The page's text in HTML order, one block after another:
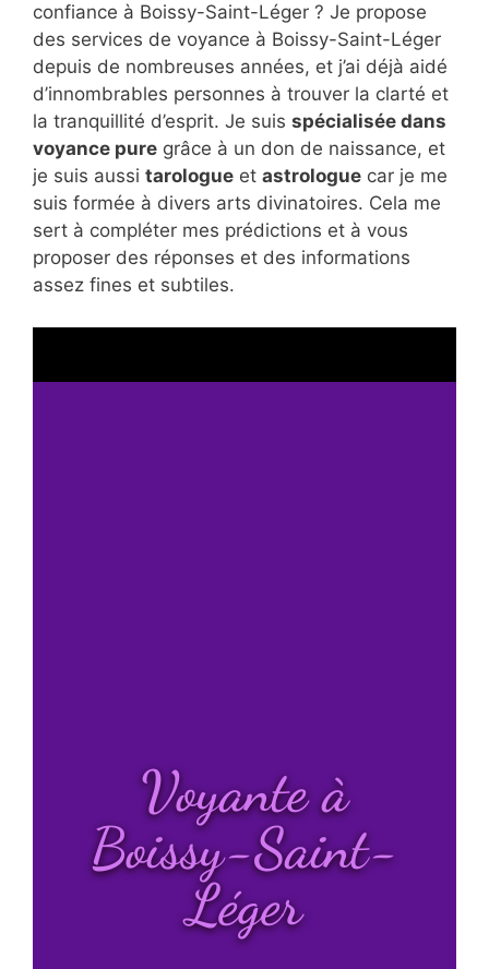
confiance à Boissy-Saint-Léger ? Je propose
des services de voyance à Boissy-Saint-Léger
depuis de nombreuses années, et j’ai déjà aidé
d’innombrables personnes à trouver la clarté et
la tranquillité d’esprit. Je suis spécialisée dans
voyance pure grâce à un don de naissance, et
je suis aussi tarologue et astrologue car je me
suis formée à divers arts divinatoires. Cela me
sert à compléter mes prédictions et à vous
proposer des réponses et des informations
assez fines et subtiles.
Voyante à
Boissy-Saint-
Léger